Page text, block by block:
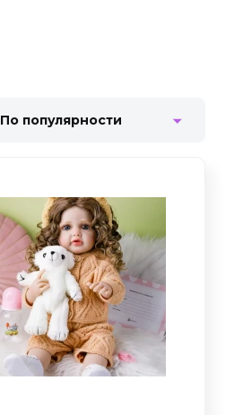
По популярности